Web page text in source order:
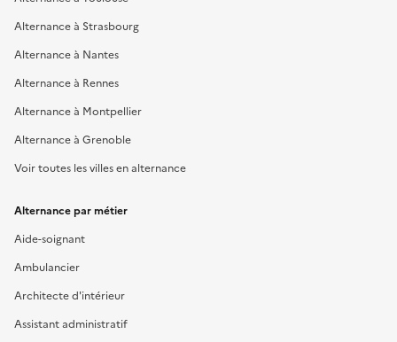
Alternance à Strasbourg
Alternance à Nantes
Alternance à Rennes
Alternance à Montpellier
Alternance à Grenoble
Voir toutes les villes en alternance
Alternance par métier
Aide-soignant
Ambulancier
Architecte d'intérieur
Assistant administratif